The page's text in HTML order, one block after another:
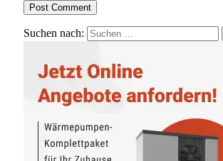
Suchen nach: